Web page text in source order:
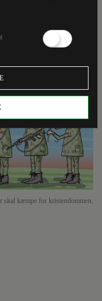
når de
skal kæmpe for kristendommen,